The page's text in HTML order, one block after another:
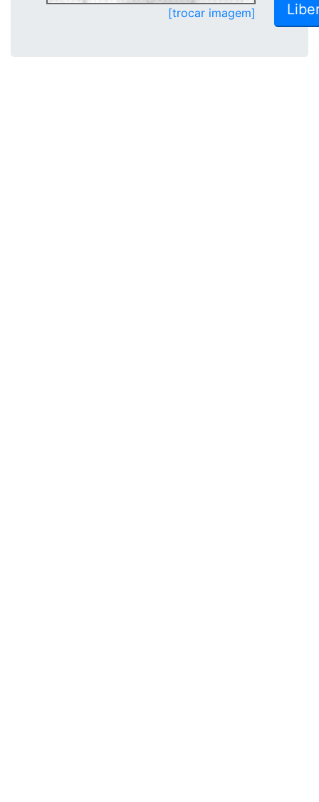
[trocar imagem]